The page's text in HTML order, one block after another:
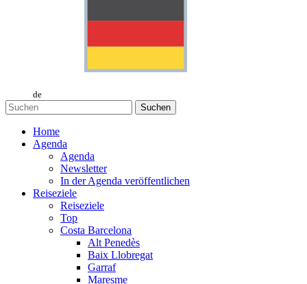
de
Suchen
Home
Agenda
Agenda
Newsletter
In der Agenda veröffentlichen
Reiseziele
Reiseziele
Top
Costa Barcelona
Alt Penedès
Baix Llobregat
Garraf
Maresme